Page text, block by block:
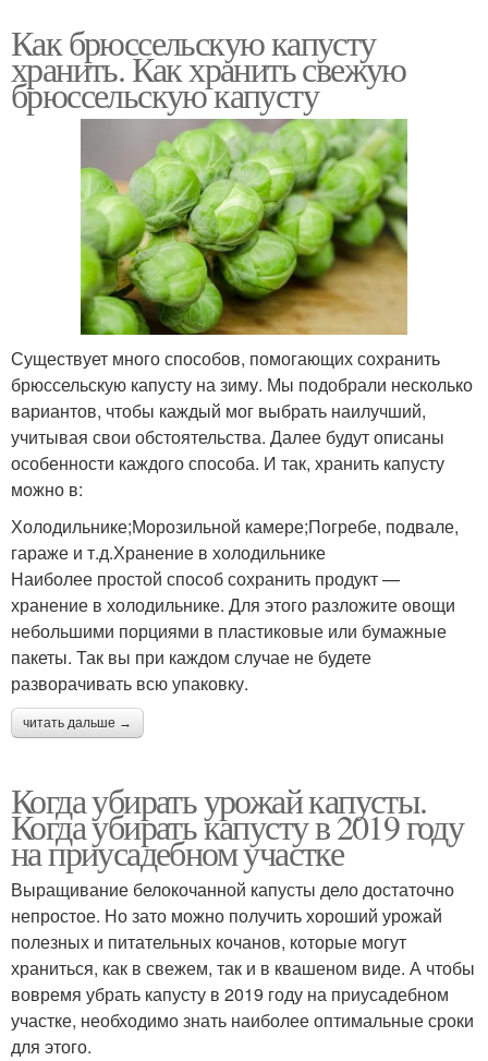
Как брюссельскую капусту
хранить. Как хранить свежую
брюссельскую капусту
Существует много способов, помогающих сохранить
брюссельскую капусту на зиму. Мы подобрали несколько
вариантов, чтобы каждый мог выбрать наилучший,
учитывая свои обстоятельства. Далее будут описаны
особенности каждого способа. И так, хранить капусту
можно в:
Холодильнике;Морозильной камере;Погребе, подвале,
гараже и т.д.Хранение в холодильнике
Наиболее простой способ сохранить продукт —
хранение в холодильнике. Для этого разложите овощи
небольшими порциями в пластиковые или бумажные
пакеты. Так вы при каждом случае не будете
разворачивать всю упаковку.
читать дальше →
Когда убирать урожай капусты.
Когда убирать капусту в 2019 году
на приусадебном участке
Выращивание белокочанной капусты дело достаточно
непростое. Но зато можно получить хороший урожай
полезных и питательных кочанов, которые могут
храниться, как в свежем, так и в квашеном виде. А чтобы
вовремя убрать капусту в 2019 году на приусадебном
участке, необходимо знать наиболее оптимальные сроки
для этого.